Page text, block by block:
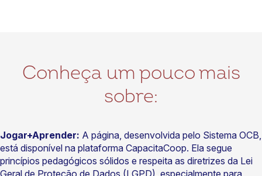
Conheça um pouco mais
sobre:
Jogar+Aprender: A página, desenvolvida pelo Sistema OCB,
está disponível na plataforma CapacitaCoop. Ela segue
princípios pedagógicos sólidos e respeita as diretrizes da Lei
Geral de Proteção de Dados (LGPD), especialmente para